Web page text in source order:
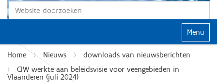
Zoek
Klap
Home Nieuws
downloads van nieuwsberichten
CIW werkte aan beleidsvisie voor veengebieden in
Vlaanderen (juli 2024)